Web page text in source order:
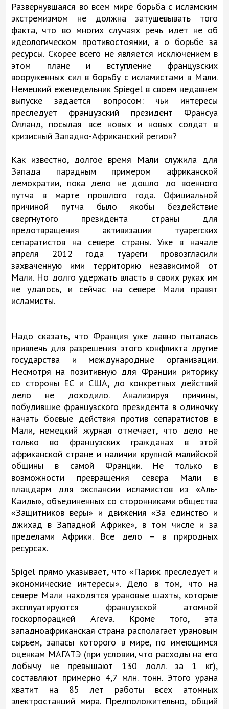
Развернувшаяся во всем мире борьба с исламским
экстремизмом не должна затушевывать того
факта, что во многих случаях речь идет не об
идеологическом противостоянии, а о борьбе за
ресурсы. Скорее всего не является исключением в
этом плане и вступление французских
вооруженных сил в борьбу с исламистами в Мали.
Немецкий еженедельник Spiegel в своем недавнем
выпуске задается вопросом: чьи интересы
преследует французский президент Франсуа
Олланд, посылая все новых и новых солдат в
кризисный Западно-Африканский регион?
Как известно, долгое время Мали служила для
Запада парадным примером африканской
демократии, пока дело не дошло до военного
путча в марте прошлого года. Официальной
причиной путча было якобы бездействие
свергнутого президента страны для
предотвращения активизации туарегских
сепаратистов на севере страны. Уже в начале
апреля 2012 года туареги провозгласили
захваченную ими территорию независимой от
Мали. Но долго удержать власть в своих руках им
не удалось, и сейчас на севере Мали правят
исламисты.
Надо сказать, что Франция уже давно пыталась
привлечь для разрешения этого конфликта другие
государства и международные организации.
Несмотря на позитивную для Франции риторику
со стороны ЕС и США, до конкретных действий
дело не доходило. Анализируя причины,
побудившие французского президента в одиночку
начать боевые действия против сепаратистов в
Мали, немецкий журнал отмечает, что дело не
только во французских гражданах в этой
африканской стране и наличии крупной малийской
общины в самой Франции. Не только в
возможности превращения севера Мали в
плацдарм для экспансии исламистов из «Аль-
Каиды», объединенных со сторонниками общества
«Защитников веры» и движения «За единство и
джихад в Западной Африке», в том числе и за
пределами Африки. Все дело – в природных
ресурсах.
Spigel прямо указывает, что «Париж преследует и
экономические интересы». Дело в том, что на
севере Мали находятся урановые шахты, которые
эксплуатируются французской атомной
госкорпорацией Areva. Кроме того, эта
западноафриканская страна располагает урановым
сырьем, запасы которого в мире, по имеющимся
оценкам МАГАТЭ (при условии, что расходы на его
добычу не превышают 130 долл. за 1 кг),
составляют примерно 4,7 млн. тонн. Этого урана
хватит на 85 лет работы всех атомных
электростанций мира. Предположительно, общий